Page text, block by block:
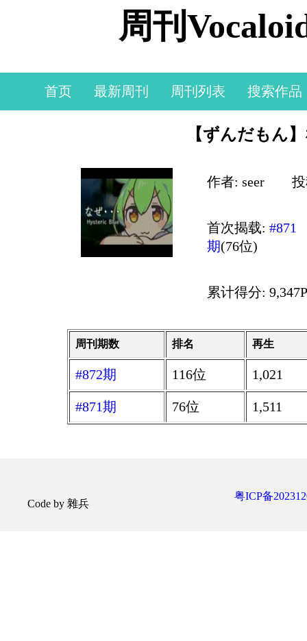
周刊
首页 最新周刊 周刊列表 搜索作品
【ずんだもん
作者: seer
首次揭载: #871
期(76位)
累计得分:
周刊期数 排名 再生
#872期 116位 1,021
#871期 76位 1,511
Code by 雜兵
粤ICP备